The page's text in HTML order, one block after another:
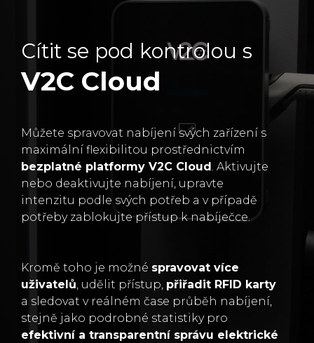
Cítit se pod kontrolou s
V2C Cloud
Můžete spravovat nabíjení svých zařízení s
maximální flexibilitou prostřednictvím
bezplatné platformy V2C Cloud. Aktivujte
nebo deaktivujte nabíjení, upravte
intenzitu podle svých potřeb a v případě
potřeby zablokujte přístup k nabíječce.
Kromě toho je možné spravovat více
uživatelů, udělit přístup, přiřadit RFID karty
a sledovat v reálném čase průběh nabíjení,
stejně jako podrobné statistiky pro
efektivní a transparentní správu elektrické